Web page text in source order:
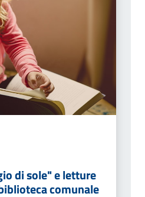
di sole" e letture
comunale